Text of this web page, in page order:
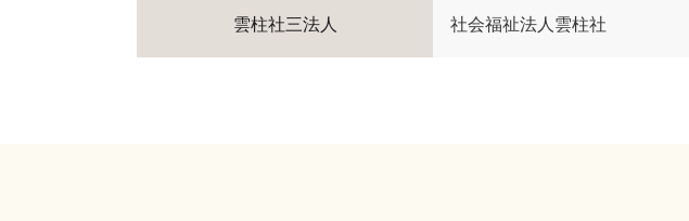
雲柱社三法人 社会福祉法人雲柱社